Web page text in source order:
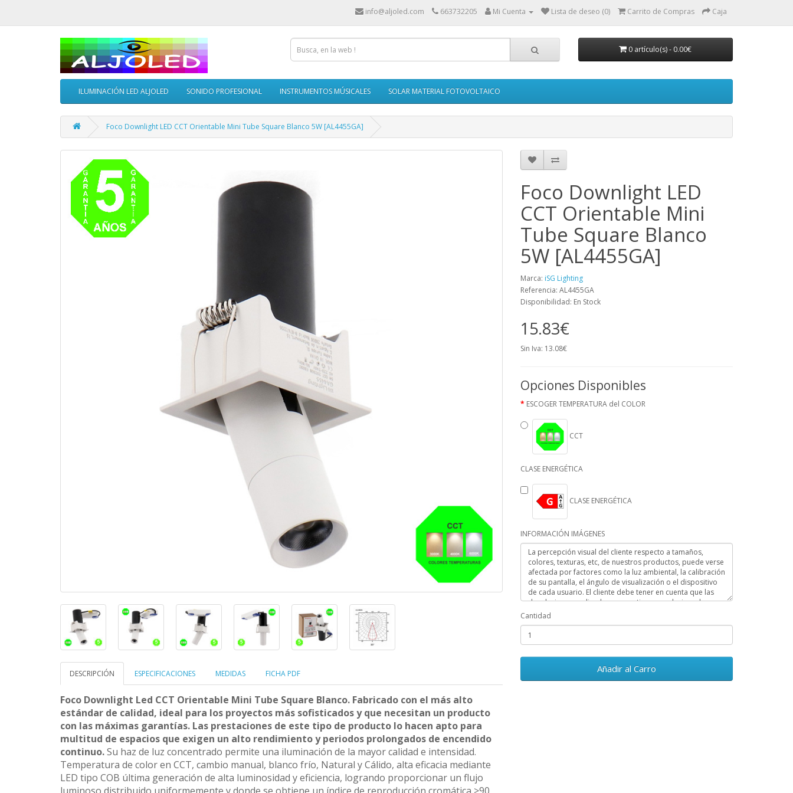
info@aljoled.com 663732205 Mi Cuenta Lista de deseo (0) Carrito de Compras Caja
0 artículo(s) - 0.00€
ILUMINACIÓN LED ALJOLED SONIDO PROFESIONAL INSTRUMENTOS MÚSICALES SOLAR MATERIAL FOTOVOLTAICO
Foco Downlight LED CCT Orientable Mini Tube Square Blanco 5W [AL4455GA]
DESCRIPCIÓN ESPECIFICACIONES MEDIDAS FICHA PDF
Foco Downlight Led CCT Orientable Mini Tube Square Blanco. Fabricado con el más alto
estándar de calidad, ideal para los proyectos más sofisticados y que necesitan un producto
con las máximas garantías. Las prestaciones de este tipo de producto lo hacen apto para
multitud de espacios que exigen un alto rendimiento y periodos prolongados de encendido
continuo.Su haz de luz concentrado permite una iluminación de la mayor calidad e intensidad.
Temperatura de color en CCT, cambio manual, blanco frío, Natural y Cálido, alta eficacia mediante
LED tipo COB última generación de alta luminosidad y eficiencia, logrando proporcionar un flujo
Foco Downlight LED
CCT Orientable Mini
Tube Square Blanco
5W [AL4455GA]
Marca: iSG Lighting
Referencia: AL4455GA
Disponibilidad: En Stock
15.83€
Sin Iva: 13.08€
Opciones Disponibles
ESCOGER TEMPERATURA del COLOR
CCT
CLASE ENERGÉTICA
CLASE ENERGÉTICA
INFORMACIÓN IMÁGENES
Cantidad
Añadir al Carro